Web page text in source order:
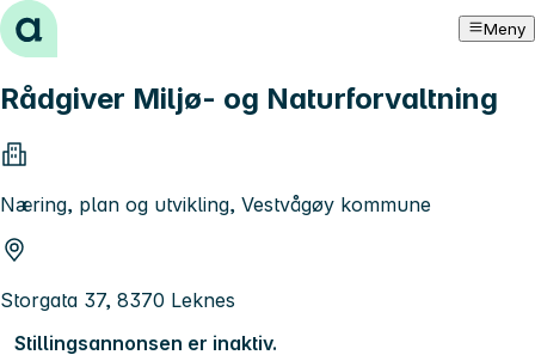
Hopp til innhold Meny
Rådgiver Miljø- og Naturforvaltning
Næring, plan og utvikling, Vestvågøy kommune
Storgata 37, 8370 Leknes
Stillingsannonsen er inaktiv.